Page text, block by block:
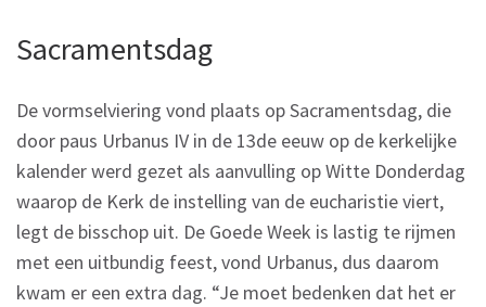
Sacramentsdag
De vormselviering vond plaats op Sacramentsdag, die
door paus Urbanus IV in de 13de eeuw op de kerkelijke
kalender werd gezet als aanvulling op Witte Donderdag
waarop de Kerk de instelling van de eucharistie viert,
legt de bisschop uit. De Goede Week is lastig te rijmen
met een uitbundig feest, vond Urbanus, dus daarom
kwam er een extra dag. “Je moet bedenken dat het er